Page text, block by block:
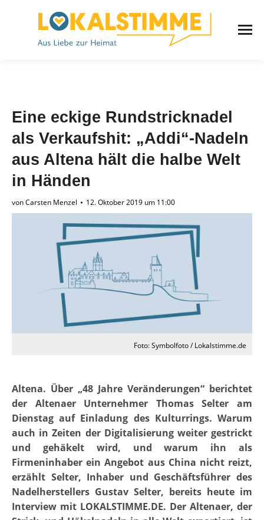
Eine eckige Rundstricknadel
als Verkaufshit: „Addi“-Nadeln
aus Altena hält die halbe Welt
in Händen
vonCarsten Menzel 12. Oktober 2019 um 11:00
Foto: Symbolfoto / Lokalstimme.de
Altena. Über „48 Jahre Veränderungen“ berichtet
der Altenaer Unternehmer Thomas Selter am
Dienstag auf Einladung des Kulturrings. Warum
auch in Zeiten der Digitalisierung weiter gestrickt
und gehäkelt wird, und warum ihn als
Firmeninhaber ein Angebot aus China nicht reizt,
erzählt Selter, Inhaber und Geschäftsführer des
Nadelherstellers Gustav Selter, bereits heute im
Interview mit LOKALSTIMME.DE. Der Altenaer, der